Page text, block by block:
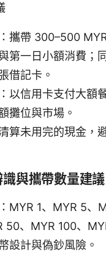
攜帶 300–500
第一日小額消費；
借記卡。
以信用卡支付大額
攤位與市場。
算未用完的現金，
與攜帶數量建議
MYR 1、MYR 5、
50、MYR 100、
設計與偽鈔風險。